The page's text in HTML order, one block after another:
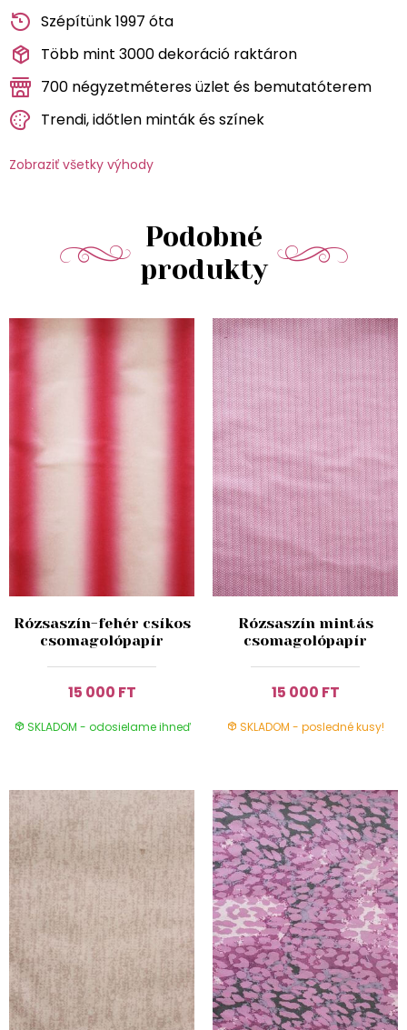
Szépítünk 1997 óta
Több mint 3000 dekoráció raktáron
700 négyzetméteres üzlet és bemutatóterem
Trendi, időtlen minták és színek
Zobraziť všetky výhody
Podobné
produkty
Rózsaszín-fehér csíkos
csomagolópapír
15 000 FT
SKLADOM - odosielame ihneď
Rózsaszín mintás
csomagolópapír
15 000 FT
SKLADOM - posledné kusy!